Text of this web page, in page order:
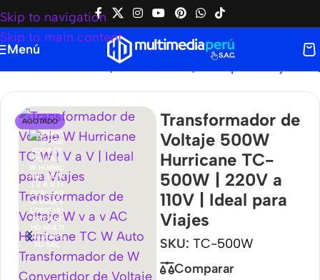
Skip to navigation
Skip to main content
Menú
TC-500W | 220V a 110V | Ideal para Viajes
AGOTADO
Transformador de
Voltaje 500W
Hurricane TC-
500W | 220V a
110V | Ideal para
Viajes
SKU: TC-500W
Comparar